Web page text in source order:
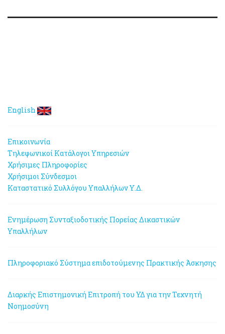
English
Επικοινωνία
Τηλεφωνικοί Κατάλογοι Υπηρεσιών
Χρήσιμες Πληροφορίες
Χρήσιμοι Σύνδεσμοι
Καταστατικό Συλλόγου Υπαλλήλων Υ.Δ.
Ενημέρωση Συνταξιοδοτικής Πορείας Δικαστικών
Υπαλλήλων
Πληροφοριακό Σύστημα επιδοτούμενης Πρακτικής Άσκησης
Διαρκής Επιστημονική Επιτροπή του ΥΔ για την Τεχνητή
Νοημοσύνη